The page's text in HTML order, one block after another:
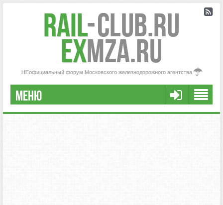
Rail-Club.RU
exMZA.RU
НЕофициальный форум Московского железнодорожного агентства
МЕНЮ
РЕГИСТРАЦИЯ